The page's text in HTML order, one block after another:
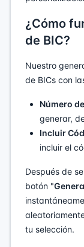
¿Cómo
de BIC?
Nuestro
de BICs con
Número
generar,
Incluir
incluir el
Después de
botón "
tu selección.